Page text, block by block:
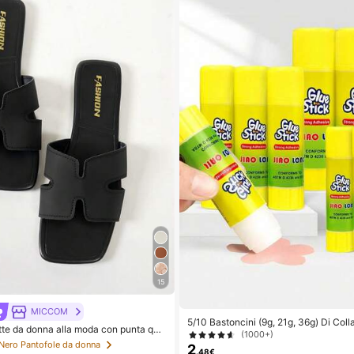
15
MICCOM
da donna alla moda con punta qua
versatili nuovi per primavera/e
Pantofole da donna
5/10 Bastoncini (9g, 21g, 36g) Di
esistente - Asciugatura Rapida, Alta
Per Carta E Artigianato, Un
(1000+)
2.48€